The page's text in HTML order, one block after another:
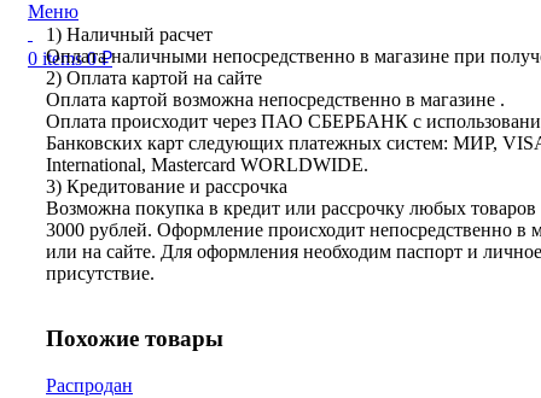
Меню
0 items 0₽
1) Наличный расчет
Оплата наличными непосредственно в магазине при
2) Оплата картой на сайте
Оплата картой возможна непосредственно в магазине .
Оплата происходит через ПАО СБЕРБАНК с
Банковских карт следующих платежных систем: МИР,
International, Mastercard WORLDWIDE.
3) Кредитование и рассрочка
Возможна покупка в кредит или рассрочку любых
3000 рублей. Оформление происходит непосредственно в
или на сайте. Для оформления необходим паспорт и личное
присутствие.
Похожие товары
Распродан